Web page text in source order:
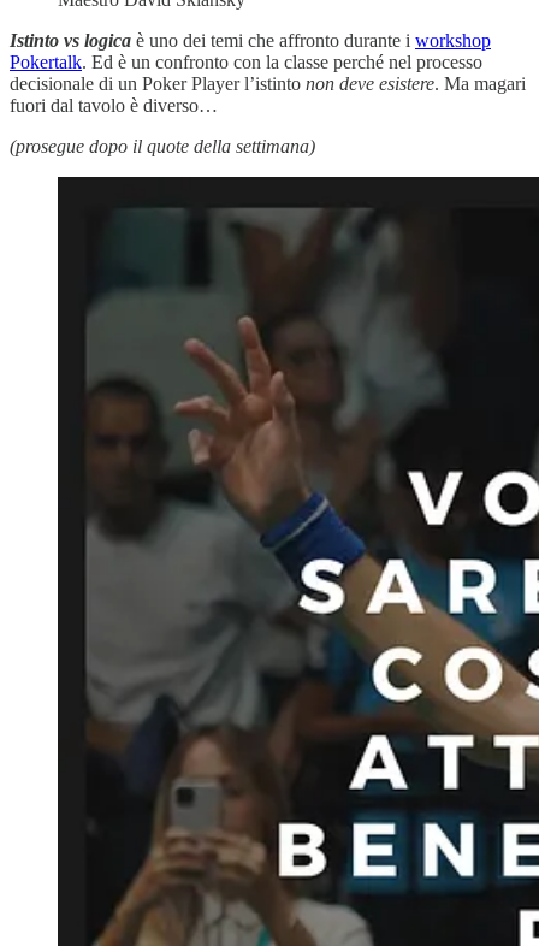
Istinto vs logica è uno dei temi che affronto durante i workshop
Pokertalk. Ed è un confronto con la classe perché nel processo
decisionale di un Poker Player l’istinto non deve esistere. Ma magari
fuori dal tavolo è diverso…
(prosegue dopo il quote della settimana)